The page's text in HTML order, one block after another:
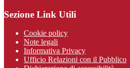
Sezione Link Utili
Cookie policy
Note legali
Informativa Privacy
Ufficio Relazioni con il Pubblico